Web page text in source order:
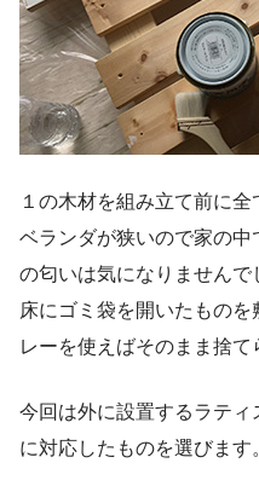
１の木材を組み立て前に全
ベランダが狭いので家の
の匂いは気になりませんで
床にゴミ袋を開いたもの
レーを使えばそのまま捨て
今回は外に設置するラティ
に対応したものを選びます